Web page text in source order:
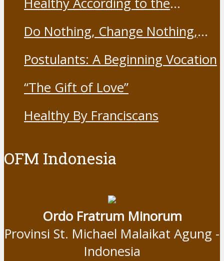
19 Vaccine
Do Nothing, Change Nothing,
Postulants: A Beginning Vocation
“The Gift of Love”
Healthy By Franciscans
OFM Indonesia
Ordo Fratrum Minorum
Provinsi St. Michael Malaikat Agung -
Indonesia